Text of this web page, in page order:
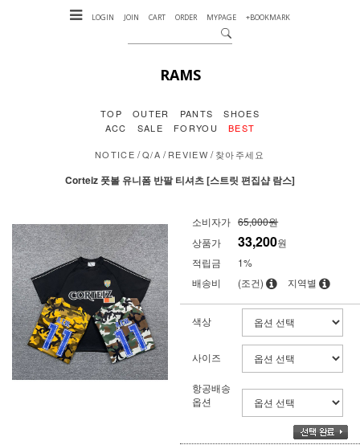
LOGIN JOIN CART ORDER MYPAGE +BOOKMARK
RAMS
TOP OUTER PANTS
SHOES
ACC
SALE FORYOU BEST
NOTICE /Q/A /REVIEW /찾아주세요
Corteiz 풋볼 유니폼 반팔 티셔츠 [스트릿 편집샵 람스]
소비자가 65,000원
상품가
33,200원
적립금
1%
배송비
(조건) 지역별
색상
사이즈
항공배송
옵션